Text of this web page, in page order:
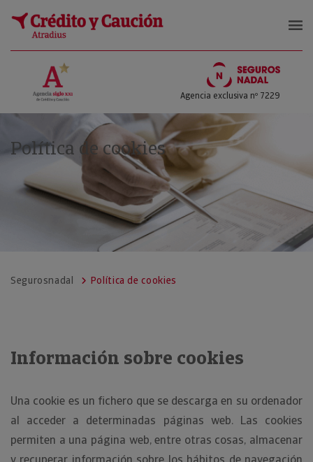
Seguros Nadal
Agencia exclusiva nº 7229
Política de cookies
Segurosnadal Política de cookies
Información sobre cookies
Una cookie es un fichero que se descarga en su ordenador
al acceder a determinadas páginas web. Las cookies
permiten a una página web, entre otras cosas, almacenar